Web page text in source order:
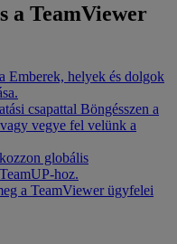
a TeamViewer
Emberek, helyek és dolgok
csapattal Böngésszen a
vegye fel velünk a
globális
hoz.
a TeamViewer ügyfelei